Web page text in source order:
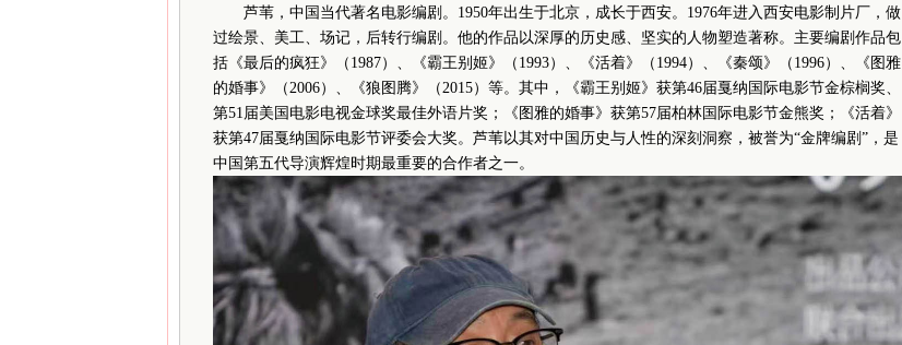
芦苇，中国当代著名电影编剧。1950年出生于北京，成长于西安。1976年进入西安电影制片厂，做
过绘景、美工、场记，后转行编剧。他的作品以深厚的历史感、坚实的人物塑造著称。主要编剧作品包
括《最后的疯狂》（1987）、《霸王别姬》（1993）、《活着》（1994）、《秦颂》（1996）、《图雅
的婚事》（2006）、《狼图腾》（2015）等。其中，《霸王别姬》获第46届戛纳国际电影节金棕榈奖、
第51届美国电影电视金球奖最佳外语片奖；《图雅的婚事》获第57届柏林国际电影节金熊奖；《活着》
获第47届戛纳国际电影节评委会大奖。芦苇以其对中国历史与人性的深刻洞察，被誉为“金牌编剧”，是
中国第五代导演辉煌时期最重要的合作者之一。